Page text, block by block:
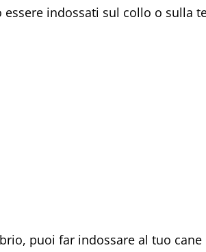
essere indossati sul collo o sulla
puoi far indossare al tuo